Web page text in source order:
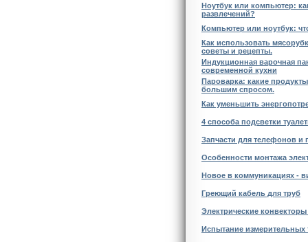
Ноутбук или компьютер:
развлечений?
Компьютер или ноутбук:
Как использовать
советы и рецепты.
Индукционная варочная
современной кухни
Пароварка: какие
большим спросом.
Как уменьшить
4 способа подсветки
Запчасти для телефонов
Особенности монтажа
Новое в коммуникациях -
Греющий кабель для труб
Электрические
Испытание измерительных